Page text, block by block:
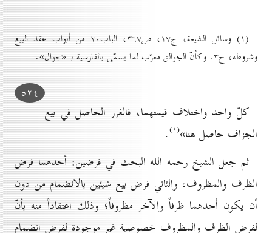
(۱) وسائل الشيعة، ج۱۷، ص۳٦۷، الباب۲٠ من أبواب عقد البيع
وشروطه، ح۳. وكأنّ الجوالق معرّب لما يسمّى بالفارسية بـ «جوال».
٥۲٤
كلّ واحد واختلاف قيمتهما، فالغرر الحاصل في بيع
الجزاف حاصل هنا»(۱) .
ثم جعل الشيخ رحمه الله البحث في فرضين: أحدهما فرض
الظرف والمظروف، والثاني فرض بيع شيئين بالانضمام من دون
أن يكون أحدهما ظرفاً والآخر مظروفاً؛ وذلك اعتقاداً منه بأنّ
لفرض الظرف والمظروف خصوصية غير موجودة لفرض انضمام